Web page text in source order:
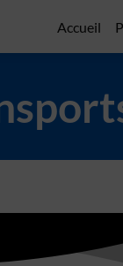
Accueil